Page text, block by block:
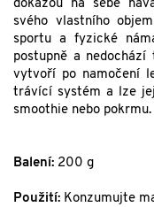
dokážou na sebe
svého vlastního
sportu a fyzické
postupně a
vytvoří po namočení
trávící systém a lze
smoothie nebo pokrmu.
Balení: 200 g
Použití: Konzumujte